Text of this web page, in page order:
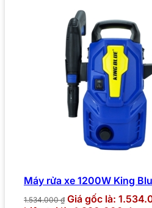
Máy rửa xe 1200W King
1.534.000₫ Giá gốc là: